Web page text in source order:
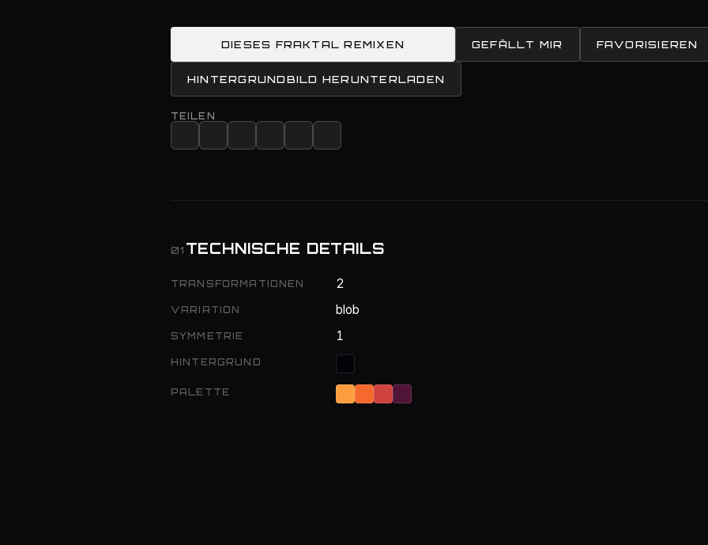
DIESES FRAKTAL REMIXEN GEFÄLLT MIR FAVORISIEREN
HINTERGRUNDBILD HERUNTERLADEN
TEILEN
01 TECHNISCHE DETAILS
TRANSFORMATIONEN 2
VARIATION blob
SYMMETRIE 1
HINTERGRUND
PALETTE